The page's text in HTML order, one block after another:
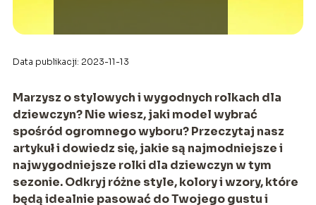
Data publikacji: 2023-11-13
Marzysz o stylowych i wygodnych rolkach dla
dziewczyn? Nie wiesz, jaki model wybrać
spośród ogromnego wyboru? Przeczytaj nasz
artykuł i dowiedz się, jakie są najmodniejsze i
najwygodniejsze rolki dla dziewczyn w tym
sezonie. Odkryj różne style, kolory i wzory, które
będą idealnie pasować do Twojego gustu i